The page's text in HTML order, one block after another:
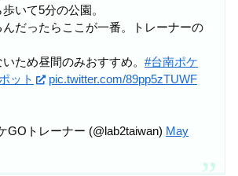
いて5分の公園。
だったらここが一番。トレーナーの
ため昼間のみおすすめ。 #台南ポケ
ット
pic.twitter.com/89pp5zTUWF
GOトレーナー (@lab2taiwan) May